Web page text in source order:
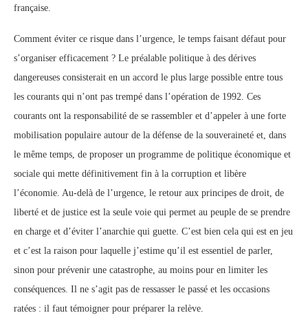
française.
Comment éviter ce risque dans l’urgence, le temps faisant défaut pour
s’organiser efficacement ? Le préalable politique à des dérives
dangereuses consisterait en un accord le plus large possible entre tous
les courants qui n’ont pas trempé dans l’opération de 1992. Ces
courants ont la responsabilité de se rassembler et d’appeler à une forte
mobilisation populaire autour de la défense de la souveraineté et, dans
le même temps, de proposer un programme de politique économique et
sociale qui mette définitivement fin à la corruption et libère
l’économie. Au-delà de l’urgence, le retour aux principes de droit, de
liberté et de justice est la seule voie qui permet au peuple de se prendre
en charge et d’éviter l’anarchie qui guette. C’est bien cela qui est en jeu
et c’est la raison pour laquelle j’estime qu’il est essentiel de parler,
sinon pour prévenir une catastrophe, au moins pour en limiter les
conséquences. Il ne s’agit pas de ressasser le passé et les occasions
ratées : il faut témoigner pour préparer la relève.